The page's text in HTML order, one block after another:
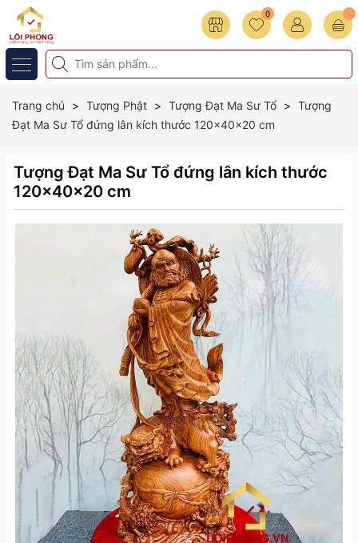
0
Trang chủ Tượng Phật Tượng Đạt Ma Sư Tổ
Tượng
Đạt Ma Sư Tổ đứng lân kích thước 120x40x20 cm
Tượng Đạt Ma Sư Tổ đứng lân kích thước
120x40x20 cm